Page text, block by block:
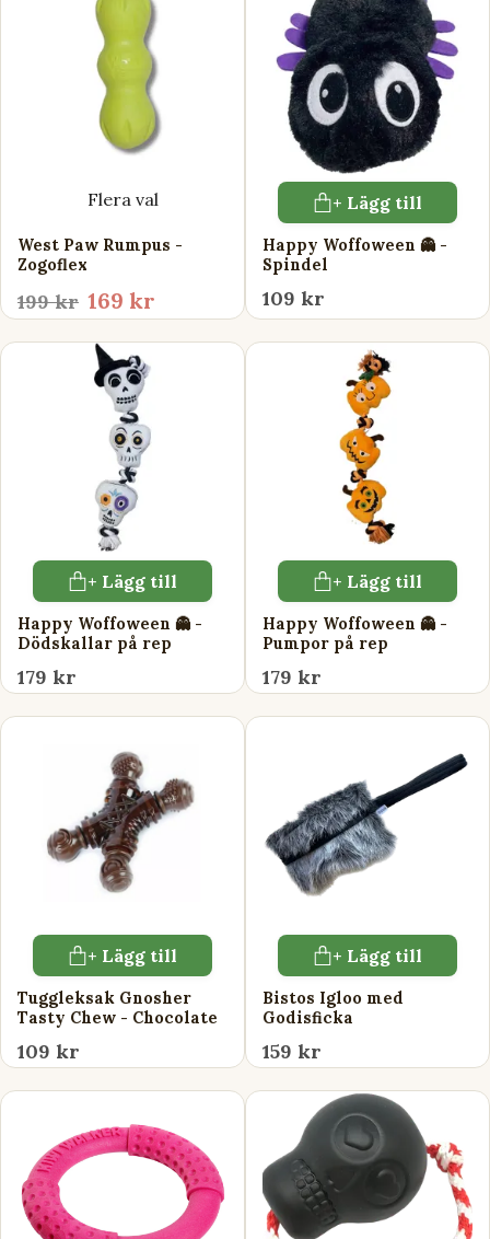
Flera val
West Paw Rumpus -
Zogoflex
199 kr 169 kr
+ Lägg till
Happy Woffoween 👻 -
Spindel
109 kr
+ Lägg till
Happy Woffoween 👻 -
Dödskallar på rep
179 kr
+ Lägg till
Happy Woffoween 👻 -
Pumpor på rep
179 kr
+ Lägg till
Tuggleksak Gnosher
Tasty Chew - Chocolate
109 kr
+ Lägg till
Bistos Igloo med
Godisficka
159 kr